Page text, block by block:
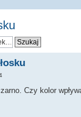
Czy kolor